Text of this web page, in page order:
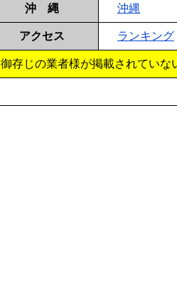
沖 縄 沖縄
アクセス ランキング
御存じの業者様が掲載されていな